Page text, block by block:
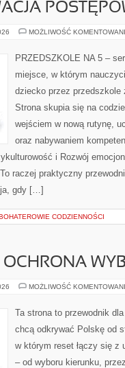
MOŻLIWOŚĆ
PRZEDSZKOLE NA 5 –
miejsce, w którym
dziecko przez przedszkole
Strona skupia się na
wejściem w nową rutynę,
oraz nabywaniem
i Rozwój
raczej praktyczny
gdy […]
CODZIENNOŚCI
OCHRONA
MOŻLIWOŚĆ
Ta strona to przewodnik
chcą odkrywać Polskę od
w którym reset łączy się z
– od wyboru kierunku,